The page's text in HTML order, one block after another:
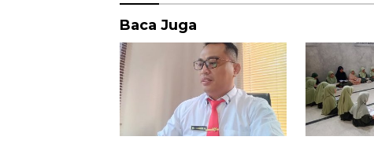
Baca Juga